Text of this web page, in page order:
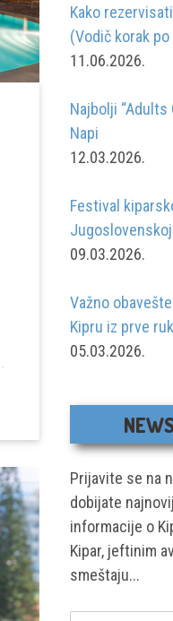
Kako
(Vodič korak
11.06.2026.
Najbolji “Adults
Napi
12.03.2026.
Festival
09.03.2026.
Važno
Kipru iz prve
05.03.2026.
Prijavite se na
dobijate
informacije o
Kipar, jeftinim
smeštaju...